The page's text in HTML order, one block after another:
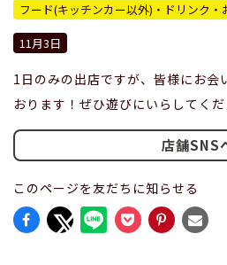
フード(キッチンカー以外)・ドリンク
11月3日
1日のみの出店ですが、皆様にお会
おります！ぜひ遊びにいらしてくだ
店舗SNS
このページを友だちに知らせる